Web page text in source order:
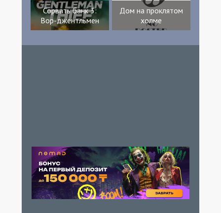
Сорвать банк 3:
Вор-джентльмен
Дом на проклятом
холме